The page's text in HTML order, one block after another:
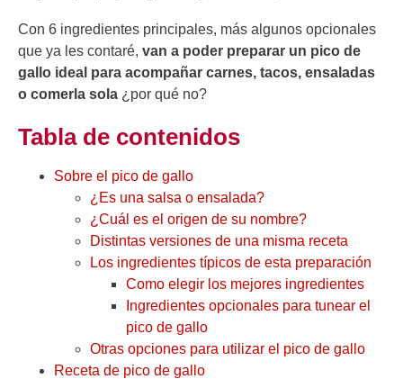
Con 6 ingredientes principales, más algunos opcionales
que ya les contaré, van a poder preparar un pico de
gallo ideal para acompañar carnes, tacos, ensaladas
o comerla sola ¿por qué no?
Tabla de contenidos
Sobre el pico de gallo
¿Es una salsa o ensalada?
¿Cuál es el origen de su nombre?
Distintas versiones de una misma receta
Los ingredientes típicos de esta preparación
Como elegir los mejores ingredientes
Ingredientes opcionales para tunear el
pico de gallo
Otras opciones para utilizar el pico de gallo
Receta de pico de gallo